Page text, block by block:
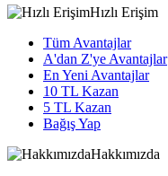
Hızlı Erişim
Tüm Avantajlar
A'dan Z'ye Avantajlar
En Yeni Avantajlar
10 TL Kazan
5 TL Kazan
Bağış Yap
Hakkımızda